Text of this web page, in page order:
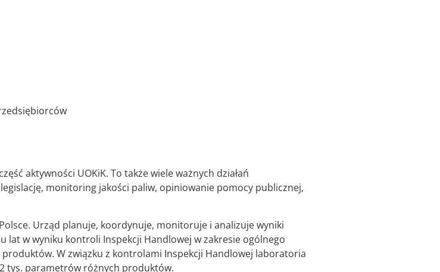
aktywności UOKiK. To także wiele ważnych działań
monitoring jakości paliw, opiniowanie pomocy publicznej,
Urząd planuje, koordynuje, monitoruje i analizuje wyniki
w wyniku kontroli Inspekcji Handlowej w zakresie ogólnego
W związku z kontrolami Inspekcji Handlowej laboratoria
tys. parametrów różnych produktów.